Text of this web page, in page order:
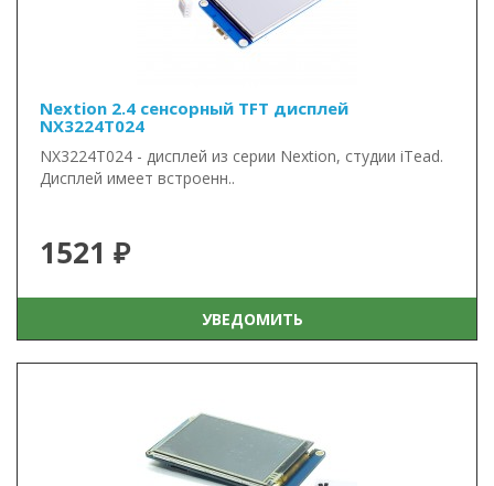
Nextion 2.4 сенсорный TFT дисплей
NX3224T024
NX3224T024 - дисплей из серии Nextion, студии iTead.
Дисплей имеет встроенн..
1521 ₽
УВЕДОМИТЬ